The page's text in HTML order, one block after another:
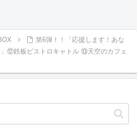
第6弾！！「応援します！あな
⑫鉄板ビストロキャトル ⑬天空のカフェ